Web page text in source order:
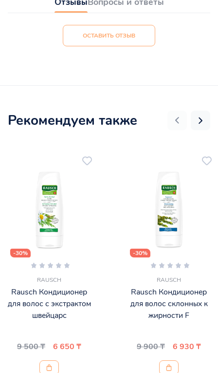
ОСТАВИТЬ ОТЗЫВ
Рекомендуем также
-30%
RAUSCH
Rausch Кондиционер
для волос с экстрактом
швейцарс
9 500 ₸ 6 650 ₸
-30%
RAUSCH
Rausch Кондиционер
для волос склонных к
жирности F
9 900 ₸ 6 930 ₸